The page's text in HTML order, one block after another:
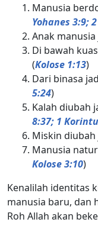
Manusia
Yohanes 3:9;
Anak
Di bawah
(Kolose 1:13)
Dari binasa
5:24)
Kalah diubah
8:37; 1
Miskin diubah
Manusia
Kolose 3:10)
Kenalilah identitas
manusia baru, dan
Roh Allah akan